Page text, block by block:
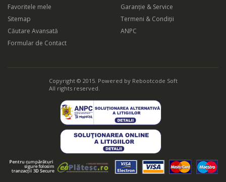
Favoritele mele
Sitemap
Căutare Avansată
Formular de Contact
Garanție & Service
Termeni & Condiții
ANPC
Copyright © 2015. Powered by Rebootcode Soft
All rights reserved.